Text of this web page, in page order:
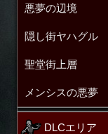
悪夢の辺境
隠し街ヤハグル
聖堂街上層
メンシスの悪夢
DLCエリア